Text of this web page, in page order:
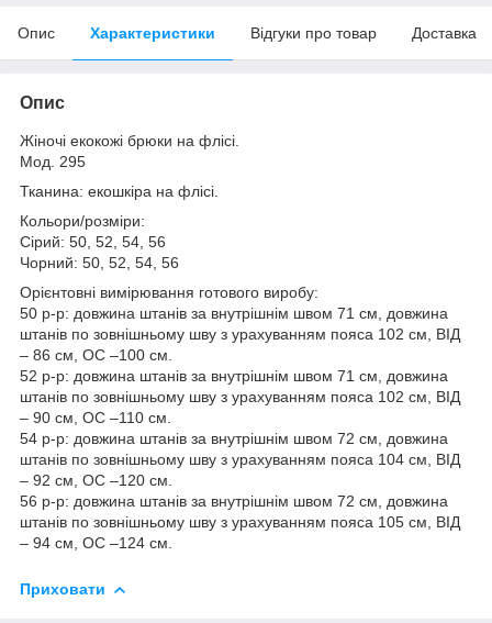
Опис Характеристики Відгуки про товар Доставка
Опис
Жіночі екокожі брюки на флісі.
Мод. 295
Тканина: екошкіра на флісі.
Кольори/розміри:
Сірий: 50, 52, 54, 56
Чорний: 50, 52, 54, 56
Орієнтовні вимірювання готового виробу:
50 р-р: довжина штанів за внутрішнім швом 71 см, довжина
штанів по зовнішньому шву з урахуванням пояса 102 см, ВІД
– 86 см, OC –100 см.
52 р-р: довжина штанів за внутрішнім швом 71 см, довжина
штанів по зовнішньому шву з урахуванням пояса 102 см, ВІД
– 90 см, OC –110 см.
54 р-р: довжина штанів за внутрішнім швом 72 см, довжина
штанів по зовнішньому шву з урахуванням пояса 104 см, ВІД
– 92 см, OC –120 см.
56 р-р: довжина штанів за внутрішнім швом 72 см, довжина
штанів по зовнішньому шву з урахуванням пояса 105 см, ВІД
– 94 см, OC –124 см.
Приховати